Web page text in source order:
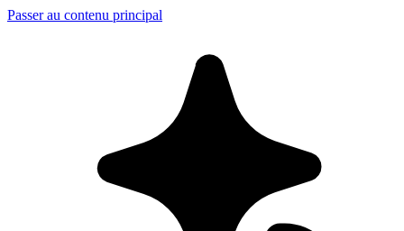
Passer au contenu principal